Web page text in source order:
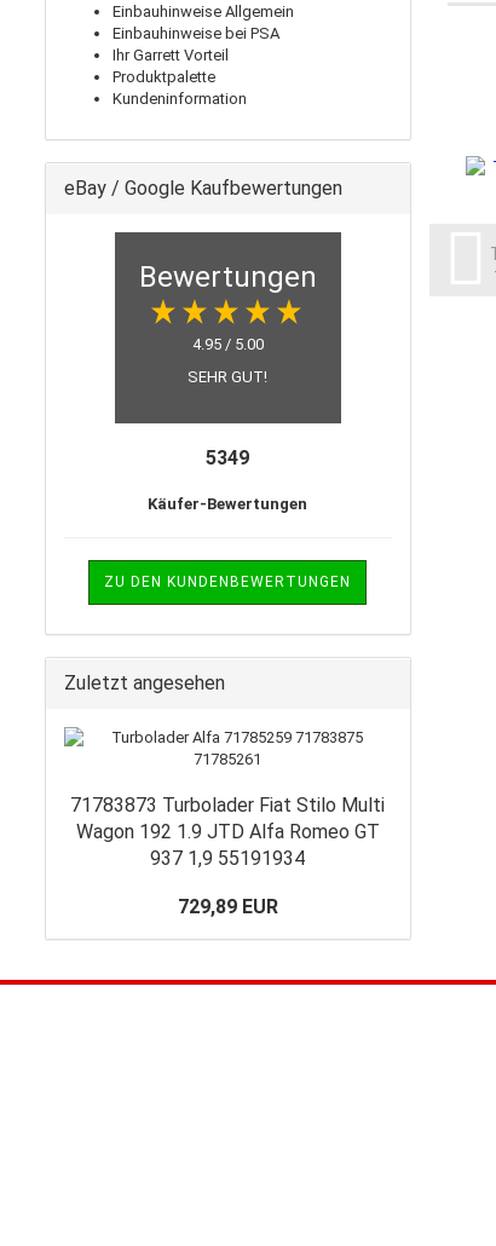
Einbauhinweise Allgemein
Einbauhinweise bei PSA
Ihr Garrett Vorteil
Produktpalette
Kundeninformation
eBay / Google Kaufbewertungen
Bewertungen
4.95 / 5.00
SEHR GUT!
5349
Käufer-Bewertungen
ZU DEN KUNDENBEWERTUNGEN
Zuletzt angesehen
71783873 Turbolader Fiat Stilo Multi
Wagon 192 1.9 JTD Alfa Romeo GT
937 1,9 55191934
729,89 EUR